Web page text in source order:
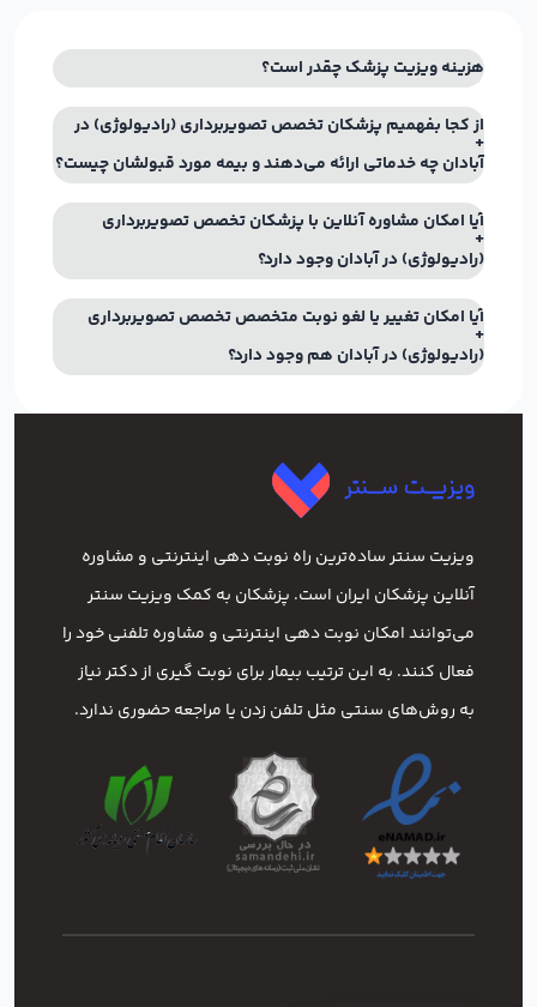
هزینه ویزیت پزشک چقدر است؟
از کجا بفهمیم پزشکان تخصص تصویربرداری (رادیولوژی) در
آبادان چه خدماتی ارائه می‌دهند و بیمه مورد قبولشان چیست؟
آیا امکان مشاوره آنلاین با پزشکان تخصص تصویربرداری
(رادیولوژی) در آبادان وجود دارد؟
آیا امکان تغییر یا لغو نوبت متخصص تخصص تصویربرداری
(رادیولوژی) در آبادان هم وجود دارد؟
ویزیت سنتر ساده‌ترین راه نوبت‌ دهی اینترنتی و مشاوره
آنلاین پزشکان ایران است. پزشکان به کمک ویزیت سنتر
می‌توانند امکان نوبت دهی اینترنتی و مشاوره تلفنی خود را
فعال کنند. به این ترتیب بیمار برای نوبت گیری از دکتر نیاز
به روش‌های سنتی مثل تلفن زدن یا مراجعه حضوری ندارد.